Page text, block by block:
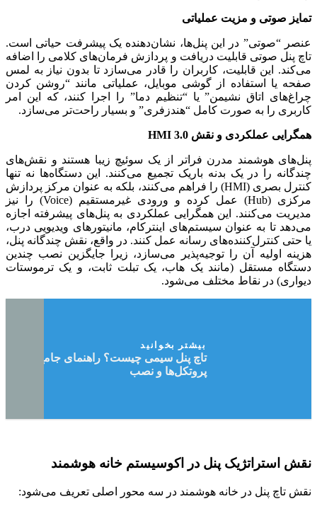
تمایز صوتی و مزیت عملیاتی
عنصر “صوتی” در این پنل‌ها، نشان‌دهنده یک پیشرفت حیاتی است.
تاچ پنل صوتی قابلیت دریافت و پردازش فرمان‌های کلامی را اضافه
می‌کند. این قابلیت، کاربران را قادر می‌سازد تا بدون نیاز به لمس
صفحه یا استفاده از گوشی موبایل، عملیاتی مانند “روشن کردن
چراغ‌های اتاق نشیمن” یا “تنظیم دما” را اجرا کنند، که این امر
کاربری را به صورت کامل “هندزفری” و بسیار راحت‌تر می‌سازد.
همگرایی عملکردی و نقش HMI 3.0
پنل‌های هوشمند مدرن فراتر از یک سوئیچ زیبا هستند و نقش‌های
چندگانه را در یک بدنه باریک تجمیع می‌کنند. این دستگاه‌ها نه تنها
کنترل بصری (HMI) را فراهم می‌کنند، بلکه به عنوان مرکز پردازش
مرکزی (Hub) عمل کرده و ورودی غیرمستقیم (Voice) را نیز
مدیریت می‌کنند. این همگرایی عملکردی به پنل‌های پیشرفته اجازه
می‌دهد تا به عنوان سیستم‌های اینترکام، مانیتورهای ویدیویی درب،
یا حتی کنترل‌کننده‌های رسانه عمل کنند. در واقع، نقش چندگانه پنل،
هزینه اولیه آن را توجیه‌پذیر می‌سازد، زیرا جایگزین نصب چندین
دستگاه مستقل (مانند یک هاب، یک تبلت ثابت، و یک ترموستات
دیواری) در نقاط مختلف می‌شود.
بیشتر بخوانید
تاچ پنل سیمی چیست؟ راهنمای جامع خرید،
پروتکل‌ها و نصب
نقش استراتژیک پنل در اکوسیستم خانه هوشمند
نقش تاچ پنل در خانه هوشمند در سه محور اصلی تعریف می‌شود: